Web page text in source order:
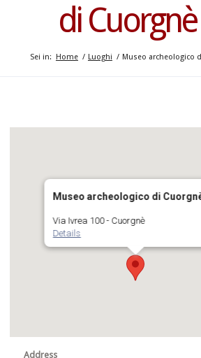
di Cuorgnè
Sei in: Home / Luoghi / Museo archeologico
Museo archeologico di
Via Ivrea 100 - Cuorgnè
Details
Address